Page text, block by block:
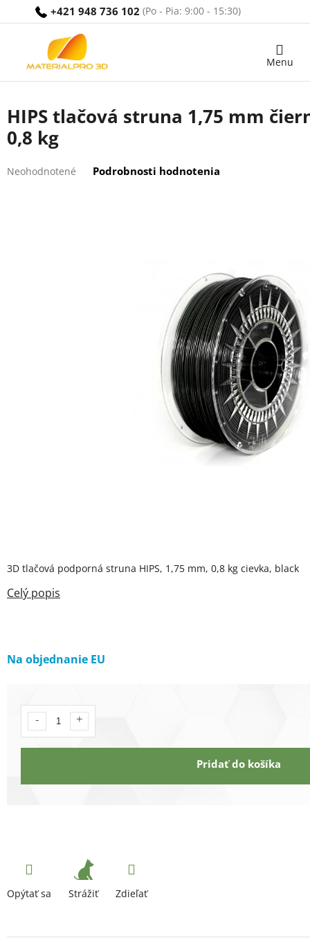
+421 948 736 102
Nákupný
HIPS tlačová struna 1,75 mm
0,8 kg
hodnotenie
Neohodnotené Podrobnosti hodnotenia
Na objednanie EU
Pridať do košíka
3D tlačová podporná struna HIPS, 1,75 mm, 0,8 kg cievka, black
Opýtať sa Strážiť Zdieľať